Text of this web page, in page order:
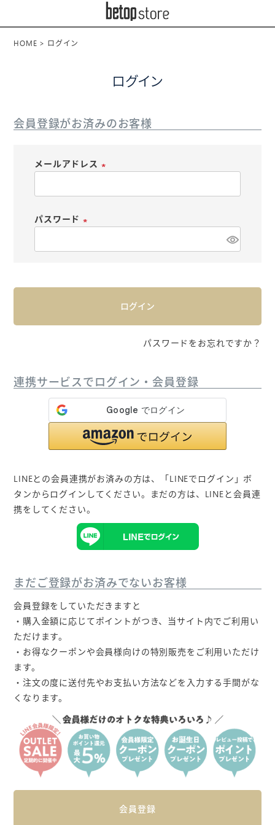
HOME ログイン
ログイン
会員登録がお済みのお客様
メールアドレス
必
)
パスワード
必
)
ログイン
パスワードをお忘れですか？
連携サービスでログイン・会員登録
LINEとの会員連携がお済みの方は、「LINEでログイン」ボ
タンからログインしてください。まだの方は、 LINEと会員連
携をしてください。
まだご登録がお済みでないお客様
会員登録をしていただきますと
・購入金額に応じてポイントがつき、当サイト内でご利用い
ただけます。
・お得なクーポンや会員様向けの特別販売をご利用いただけ
ます。
・注文の度に送付先やお支払い方法などを入力する手間がな
くなります。
会員登録